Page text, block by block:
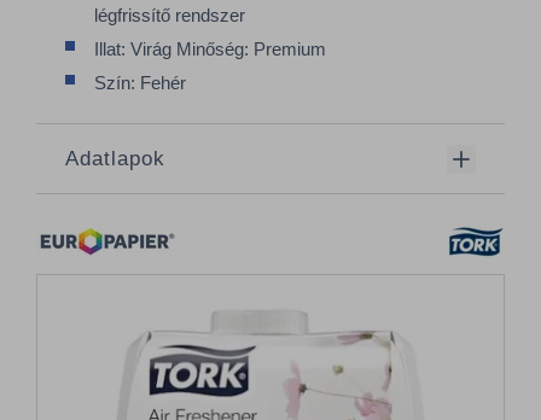
légfrissítő rendszer
Illat: Virág Minőség: Premium
Szín: Fehér
Adatlapok